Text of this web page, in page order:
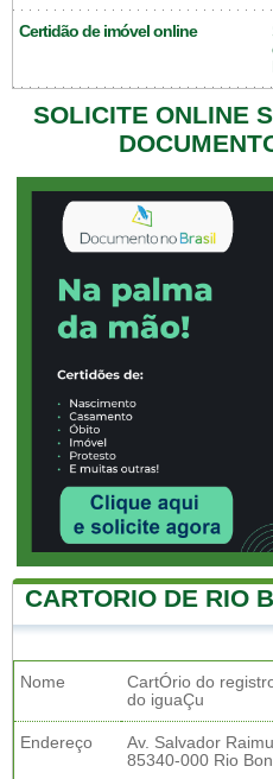
Certidão de imóvel online
SOLICITE ONLINE
CARTORIO DE RIO
Nome
CartÓrio do
do iguaÇu
Endereço
Av. Salvador
85340-000 Rio